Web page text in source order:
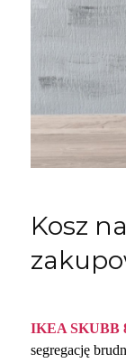
Kosz
IKEA SKUBB
segregację